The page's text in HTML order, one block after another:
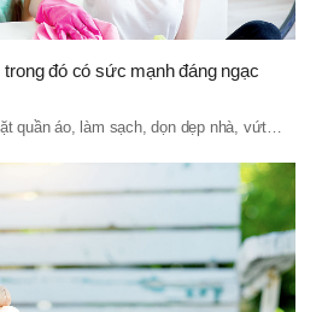
đó có sức mạnh đáng ngạc
quần áo, làm sạch, dọn dẹp nhà, vứt…